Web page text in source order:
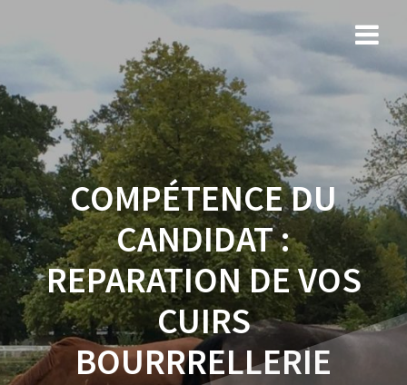
COMPÉTENCE DU
CANDIDAT :
REPARATION DE VOS
CUIRS
BOURRRELLERIE